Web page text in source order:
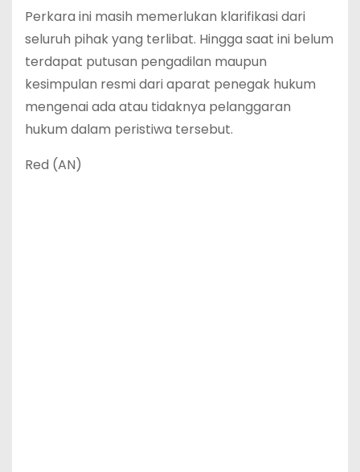
Perkara ini masih memerlukan klarifikasi dari
seluruh pihak yang terlibat. Hingga saat ini belum
terdapat putusan pengadilan maupun
kesimpulan resmi dari aparat penegak hukum
mengenai ada atau tidaknya pelanggaran
hukum dalam peristiwa tersebut.
Red (AN)